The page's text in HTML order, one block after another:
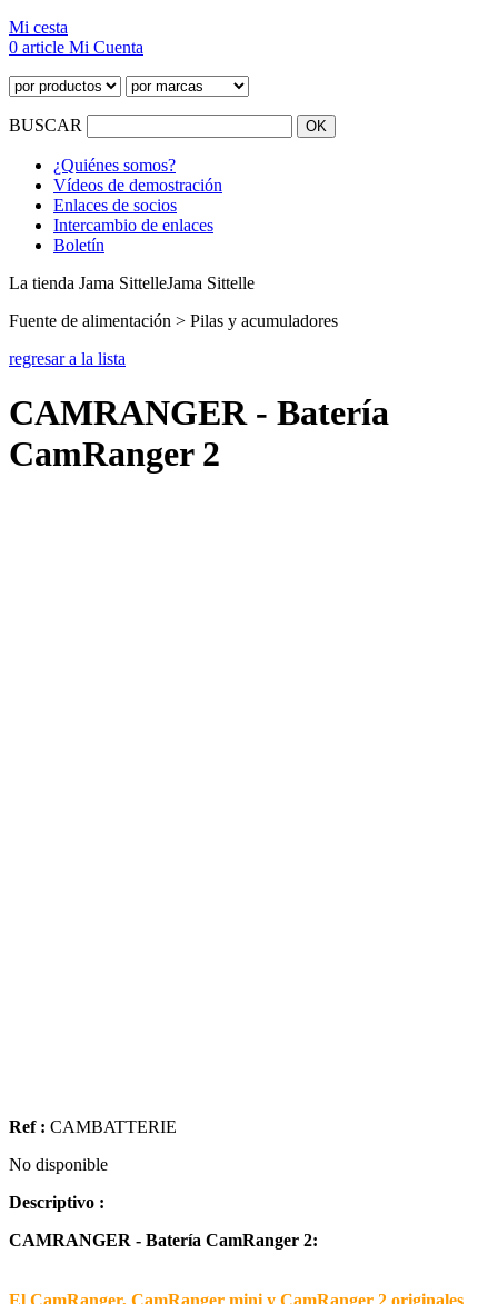
Mi cesta
0 article Mi Cuenta
BUSCAR
¿Quiénes somos?
Vídeos de demostración
Enlaces de socios
Intercambio de enlaces
Boletín
La tienda Jama SittelleJama Sittelle
Fuente de alimentación > Pilas y acumuladores
regresar a la lista
CAMRANGER - Batería
CamRanger 2
Ref : CAMBATTERIE
No disponible
Descriptivo :
CAMRANGER - Batería CamRanger 2:
El CamRanger, CamRanger mini y CamRanger 2 originales